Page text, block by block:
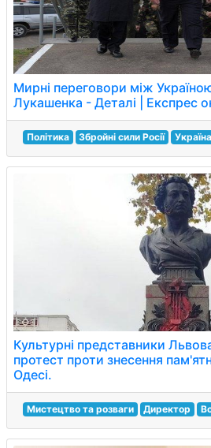
Мирні переговори між
Лукашенка - Деталі | Експрес
Політика Збройні сили Росії Україна
Культурні представники
протест проти знесення
Одесі.
Мистецтво та розваги Директор